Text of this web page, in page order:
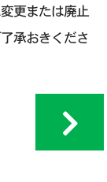
更または廃止
承おきくださ